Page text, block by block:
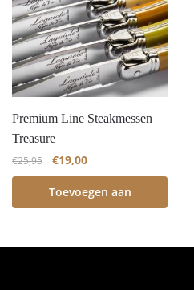
Premium Line Steakmessen
Treasure
€25,95 €19,00
Toevoegen aan